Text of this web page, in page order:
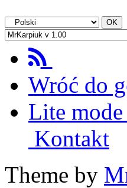
Wróć do
Lite mode
Kontakt
Theme by